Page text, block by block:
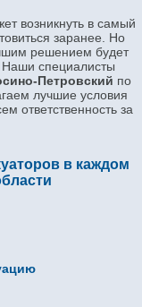
возникнуть в самый
заранее. Но
решением будет
Наши специалисты
Петровский по
лучшие условия
ответственность за
в каждом